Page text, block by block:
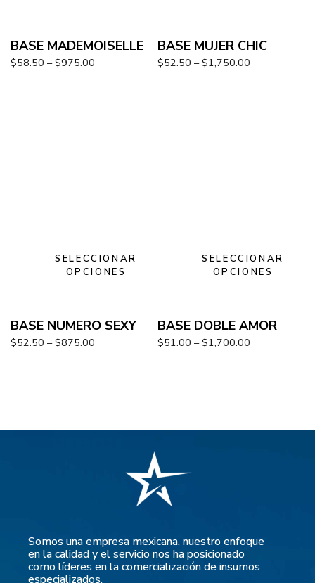
BASE MADEMOISELLE
$58.50 – $975.00
BASE MUJER CHIC
$52.50 – $1,750.00
SELECCIONAR
OPCIONES
BASE NUMERO SEXY
$52.50 – $875.00
SELECCIONAR
OPCIONES
BASE DOBLE AMOR
$51.00 – $1,700.00
Somos una empresa mexicana, nuestro enfoque
en la calidad y el servicio nos ha posicionado
como líderes en la comercialización de insumos
especializados.